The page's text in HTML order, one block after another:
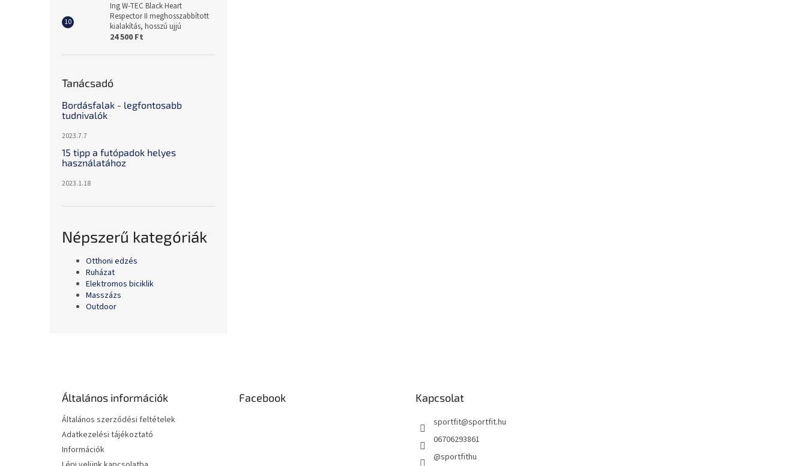
Ing W-TEC Black Heart
Respector II meghosszabbított
kialakítás, hosszú ujjú
24 500 Ft
Tanácsadó
Bordásfalak - legfontosabb
tudnivalók
2023.7.7
15 tipp a futópadok helyes
használatához
2023.1.18
Népszerű kategóriák
Otthoni edzés
Ruházat
Elektromos biciklik
Masszázs
Outdoor
Általános információk
Általános szerződési feltételek
Adatkezelési tájékoztató
Információk
Facebook Kapcsolat
sportfit@sportfit.hu
06706293861
@sportfithu